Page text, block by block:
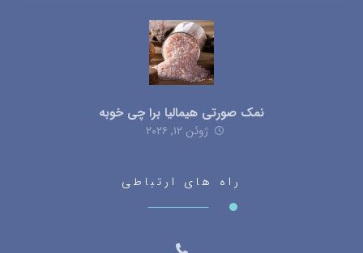
نمک صورتی هیمالیا برا چی خوبه
ژوئن ۱۲, ۲۰۲۶
راه های ارتباطی